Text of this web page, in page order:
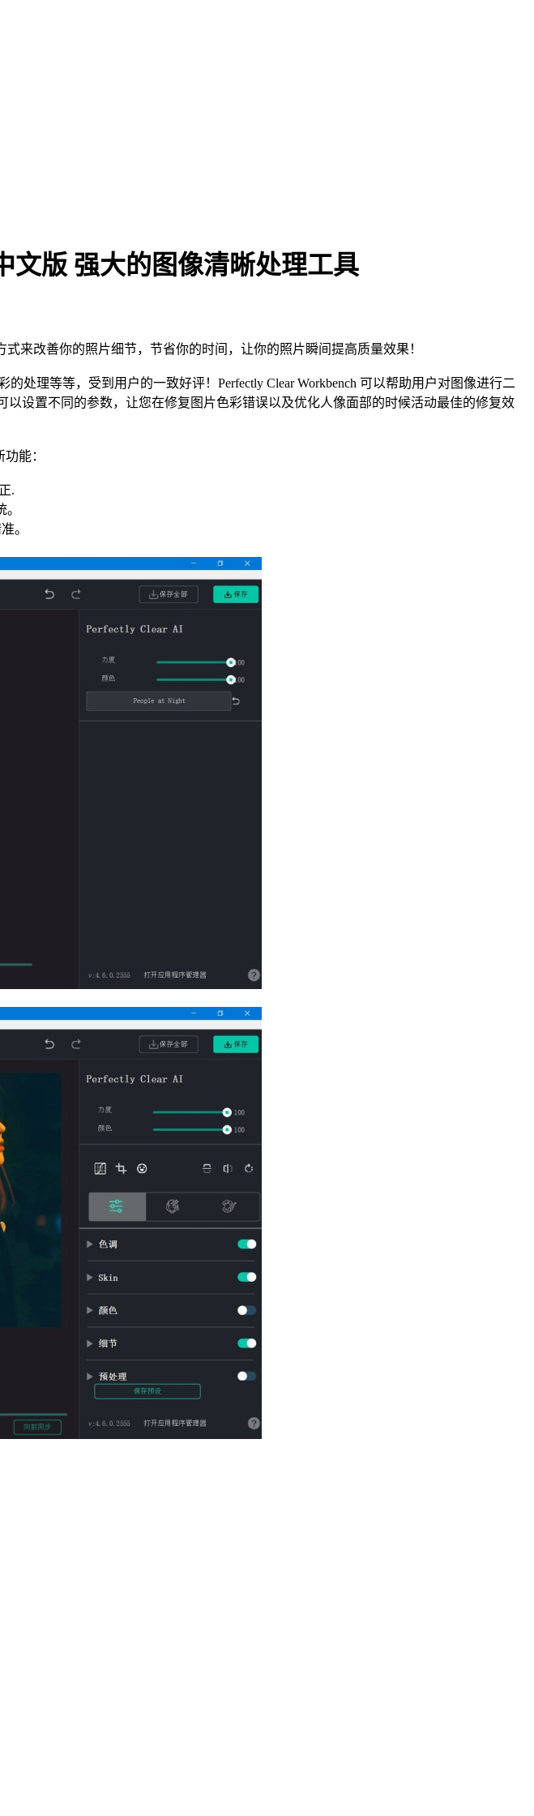
文版 强大的图像清晰处理工具
来改善你的照片细节，节省你的时间，让你的照片瞬间提高质量效果！
处理等等，受到用户的一致好评！Perfectly Clear Workbench 可以帮助用户对图像进行二
设置不同的参数，让您在修复图片色彩错误以及优化人像面部的时候活动最佳的修复效
能：
.
。